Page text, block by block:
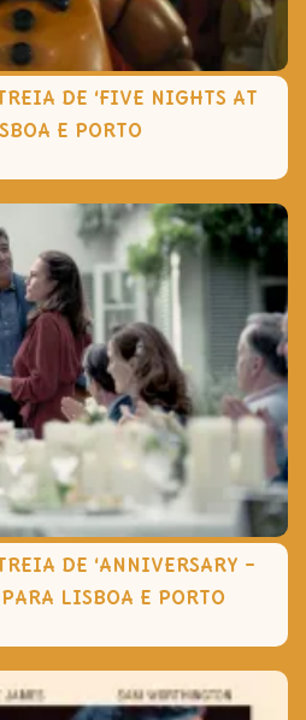
DE ‘FIVE NIGHTS AT
E PORTO
DE ‘ANNIVERSARY –
LISBOA E PORTO